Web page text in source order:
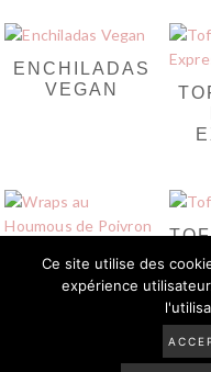
ENCHILADAS
VEGAN
WRAPS AU
HOUMOUS DE
Ce site utilise des
expérience